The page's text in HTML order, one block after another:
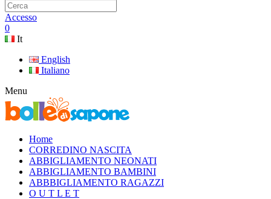
Accesso
0
It
English
Italiano
Menu
Home
CORREDINO NASCITA
ABBIGLIAMENTO NEONATI
ABBIGLIAMENTO BAMBINI
ABBBIGLIAMENTO RAGAZZI
O U T L E T